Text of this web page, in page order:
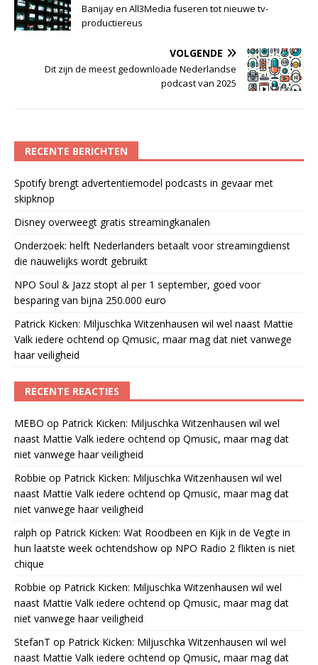
Banijay en All3Media fuseren tot nieuwe tv-
productiereus
VOLGENDE
Dit zijn de meest gedownloade Nederlandse
podcast van 2025
RECENTE BERICHTEN
Spotify brengt advertentiemodel podcasts in gevaar met
skipknop
Disney overweegt gratis streamingkanalen
Onderzoek: helft Nederlanders betaalt voor streamingdienst
die nauwelijks wordt gebruikt
NPO Soul & Jazz stopt al per 1 september, goed voor
besparing van bijna 250.000 euro
Patrick Kicken: Miljuschka Witzenhausen wil wel naast Mattie
Valk iedere ochtend op Qmusic, maar mag dat niet vanwege
haar veiligheid
RECENTE REACTIES
MEBO op Patrick Kicken: Miljuschka Witzenhausen wil wel
naast Mattie Valk iedere ochtend op Qmusic, maar mag dat
niet vanwege haar veiligheid
Robbie op Patrick Kicken: Miljuschka Witzenhausen wil wel
naast Mattie Valk iedere ochtend op Qmusic, maar mag dat
niet vanwege haar veiligheid
ralph op Patrick Kicken: Wat Roodbeen en Kijk in de Vegte in
hun laatste week ochtendshow op NPO Radio 2 flikten is niet
chique
Robbie op Patrick Kicken: Miljuschka Witzenhausen wil wel
naast Mattie Valk iedere ochtend op Qmusic, maar mag dat
niet vanwege haar veiligheid
StefanT op Patrick Kicken: Miljuschka Witzenhausen wil wel
naast Mattie Valk iedere ochtend op Qmusic, maar mag dat